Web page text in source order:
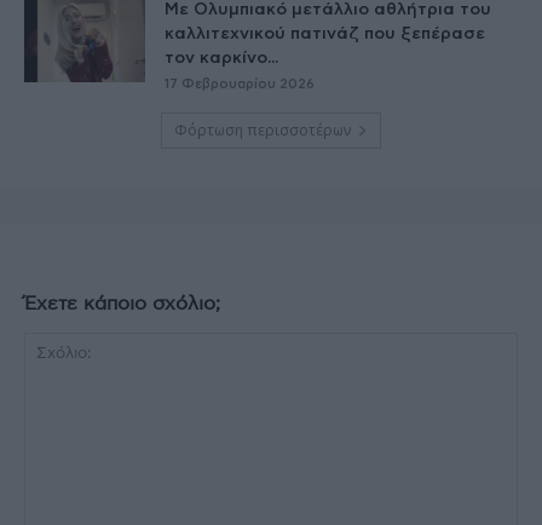
Με Ολυμπιακό μετάλλιο αθλήτρια του
καλλιτεχνικού πατινάζ που ξεπέρασε
τον καρκίνο...
17 Φεβρουαρίου 2026
Φόρτωση περισσοτέρων
Έχετε κάποιο σχόλιο;